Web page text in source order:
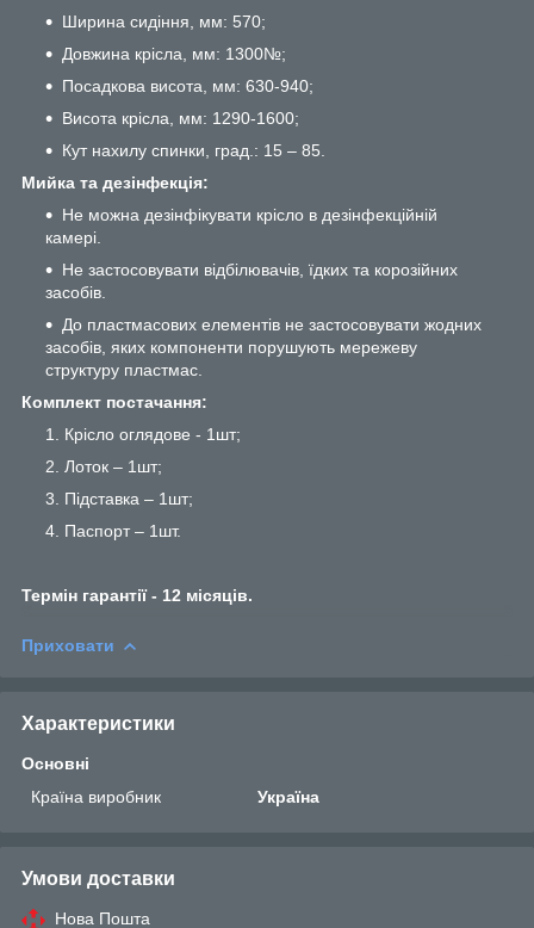
Ширина сидіння, мм: 570;
Довжина крісла, мм: 1300№;
Посадкова висота, мм: 630-940;
Висота крісла, мм: 1290-1600;
Кут нахилу спинки, град.: 15 – 85.
Мийка та дезінфекція:
Не можна дезінфікувати крісло в дезінфекційній
камері.
Не застосовувати відбілювачів, їдких та корозійних
засобів.
До пластмасових елементів не застосовувати жодних
засобів, яких компоненти порушують мережеву
структуру пластмас.
Комплект постачання:
Крісло оглядове - 1шт;
Лоток – 1шт;
Підставка – 1шт;
Паспорт – 1шт.
Термін гарантії - 12 місяців.
Приховати
Характеристики
Основні
Країна виробник
Україна
Умови доставки
Нова Пошта